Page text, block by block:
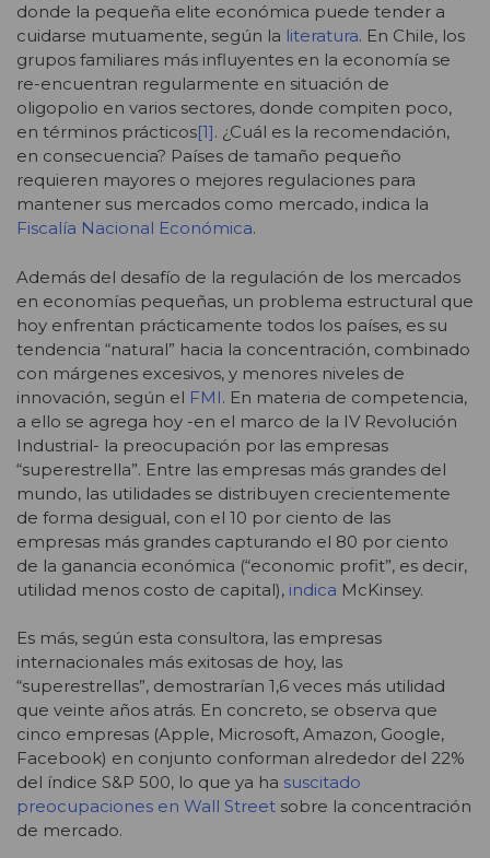
donde la pequeña elite económica puede tender a
cuidarse mutuamente, según la literatura. En Chile, los
grupos familiares más influyentes en la economía se
re-encuentran regularmente en situación de
oligopolio en varios sectores, donde compiten poco,
en términos prácticos[1]. ¿Cuál es la recomendación,
en consecuencia? Países de tamaño pequeño
requieren mayores o mejores regulaciones para
mantener sus mercados como mercado, indica la
Fiscalía Nacional Económica.
Además del desafío de la regulación de los mercados
en economías pequeñas, un problema estructural que
hoy enfrentan prácticamente todos los países, es su
tendencia “natural” hacia la concentración, combinado
con márgenes excesivos, y menores niveles de
innovación, según el FMI. En materia de competencia,
a ello se agrega hoy -en el marco de la IV Revolución
Industrial- la preocupación por las empresas
“superestrella”. Entre las empresas más grandes del
mundo, las utilidades se distribuyen crecientemente
de forma desigual, con el 10 por ciento de las
empresas más grandes capturando el 80 por ciento
de la ganancia económica (“economic profit”, es decir,
utilidad menos costo de capital), indica McKinsey.
Es más, según esta consultora, las empresas
internacionales más exitosas de hoy, las
“superestrellas”, demostrarían 1,6 veces más utilidad
que veinte años atrás. En concreto, se observa que
cinco empresas (Apple, Microsoft, Amazon, Google,
Facebook) en conjunto conforman alrededor del 22%
del índice S&P 500, lo que ya ha suscitado
preocupaciones en Wall Street sobre la concentración
de mercado.